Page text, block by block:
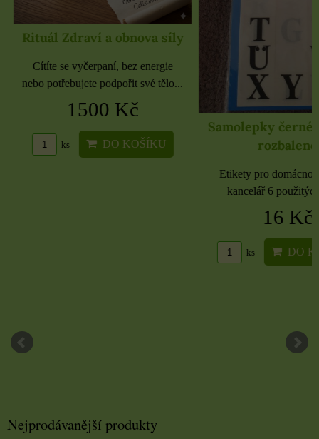
Rituál Zdraví a obnova síly
Cítíte se vyčerpaní, bez energie
nebo potřebujete podpořit své tělo...
1500 Kč
ks DO KOŠÍKU
Samolepky černé
rozbaleno
Etikety pro
kancelář 6 použitých
16 Kč
ks DO
Nejprodávanější produkty